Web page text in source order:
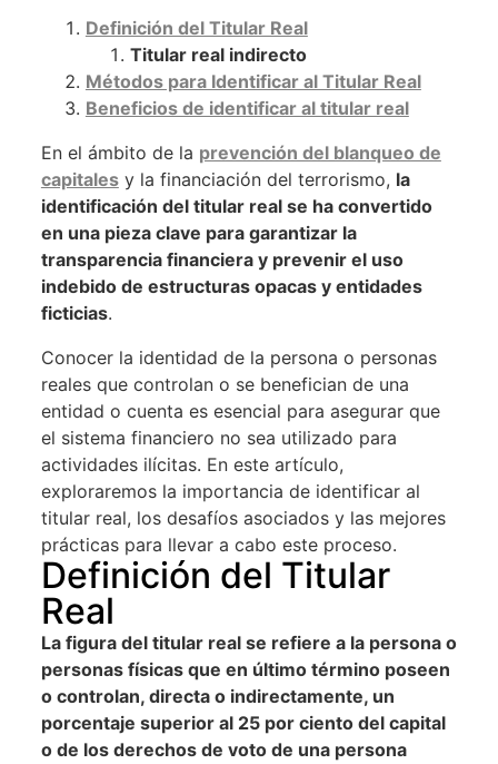
Definición del Titular Real
Titular real indirecto
Métodos para Identificar al Titular Real
Beneficios de identificar al titular real
En el ámbito de la prevención del blanqueo de
capitalesy la financiación del terrorismo, la
identificación del titular real se ha convertido
en una pieza clave para garantizar la
transparencia financiera y prevenir el uso
indebido de estructuras opacas y entidades
ficticias.
Conocer la identidad de la persona o personas
reales que controlan o se benefician de una
entidad o cuenta es esencial para asegurar que
el sistema financiero no sea utilizado para
actividades ilícitas. En este artículo,
exploraremos la importancia de identificar al
titular real, los desafíos asociados y las mejores
prácticas para llevar a cabo este proceso.
Definición del Titular
Real
La figura del titular real se refiere a la persona o
personas físicas que en último término poseen
o controlan, directa o indirectamente, un
porcentaje superior al 25 por ciento del capital
o de los derechos de voto de una persona